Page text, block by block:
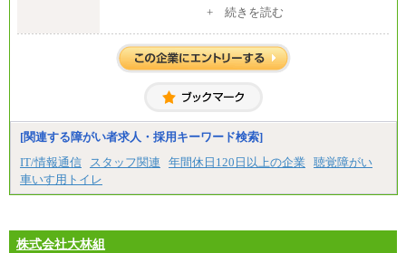
・一律地域手当なし
・試用期間中も給与変更なし
月給187,500円～(※1)、184,000円～(※2)、180,500円
※1…東京都、埼玉県、千葉県、神奈川県
※3…愛知県、静岡県
潟県、富山県、石川県、岡山県、広島県、山口県、
分県、長崎県、熊本県、宮崎県、鹿児島県、沖縄
月給 250,000円～350,000円
想定年収 420万円～600万円
入社時の処遇（基本給・賞与）は経験・スキルを考
経験・スキルによっては、記載額を超える場合もあ
※試用期間中も給与に変更はございません。
+ 続きを読む
[関連する障がい者求人・採用キーワード検索]
IT/情報通信
スタッフ関連 年間休日120日以上の企業
聴覚障がい
車いす用トイレ
株式会社大林組